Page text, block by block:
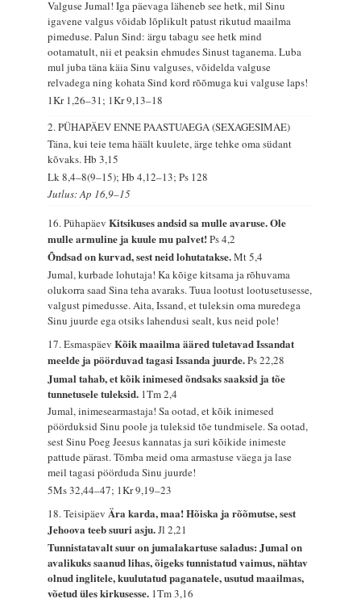
Valguse Jumal! Iga päevaga läheneb see hetk, mil Sinu
igavene valgus võidab lõplikult patust rikutud maailma
pimeduse. Palun Sind: ärgu tabagu see hetk mind
ootamatult, nii et peaksin ehmudes Sinust taganema. Luba
mul juba täna käia Sinu valguses, võidelda valguse
relvadega ning kohata Sind kord rõõmuga kui valguse laps!
1Kr 1,26–31; 1Kr 9,13–18
2. PÜHAPÄEV ENNE PAASTUAEGA (SEXAGESIMAE)
Täna, kui teie tema häält kuulete, ärge tehke oma südant
kõvaks.Hb 3,15
Lk 8,4–8(9–15); Hb 4,12–13; Ps 128
Jutlus: Ap 16,9–15
16. PühapäevKitsikuses andsid sa mulle avaruse. Ole
mulle armuline ja kuule mu palvet!Ps 4,2
Õndsad on kurvad, sest neid lohutatakse.Mt 5,4
Jumal, kurbade lohutaja! Ka kõige kitsama ja rõhuvama
olukorra saad Sina teha avaraks. Tuua lootust lootusetusesse,
valgust pimedusse. Aita, Issand, et tuleksin oma muredega
Sinu juurde ega otsiks lahendusi sealt, kus neid pole!
17. EsmaspäevKõik maailma ääred tuletavad Issandat
meelde ja pöörduvad tagasi Issanda juurde.Ps 22,28
Jumal tahab, et kõik inimesed õndsaks saaksid ja tõe
tunnetusele tuleksid. 1Tm 2,4
Jumal, inimesearmastaja! Sa ootad, et kõik inimesed
pöörduksid Sinu poole ja tuleksid tõe tundmisele. Sa ootad,
sest Sinu Poeg Jeesus kannatas ja suri kõikide inimeste
pattude pärast. Tõmba meid oma armastuse väega ja lase
meil tagasi pöörduda Sinu juurde!
5Ms 32,44–47; 1Kr 9,19–23
18. TeisipäevÄra karda, maa! Hõiska ja rõõmutse, sest
Jehoova teeb suuri asju.Jl 2,21
Tunnistatavalt suur on jumalakartuse saladus: Jumal on
avalikuks saanud lihas, õigeks tunnistatud vaimus, nähtav
olnud inglitele, kuulutatud paganatele, usutud maailmas,
võetud üles kirkusesse. 1Tm 3,16